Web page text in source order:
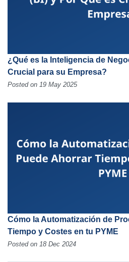
¿Qué es la Inteligencia de
Crucial para su Empresa?
Posted on 19 May 2025
Cómo la Automatización de
Tiempo y Costes en tu PYME
Posted on 18 Dec 2024